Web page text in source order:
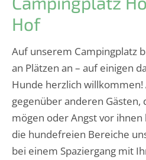
Hof
Auf unserem Campingplatz
an Plätzen an – auf einigen
Hunde herzlich willkommen!
gegenüber anderen Gästen,
mögen oder Angst vor
die hundefreien Bereiche
bei einem Spaziergang mit